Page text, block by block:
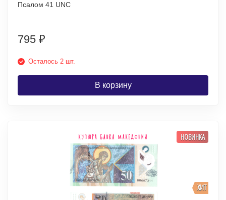
Псалом 41 UNC
795 ₽
Осталось 2 шт.
В корзину
ХИТ
НОВИНКА